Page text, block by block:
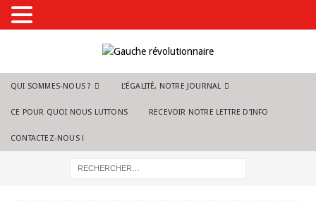
QUI SOMMES-NOUS ? L’ÉGALITÉ, NOTRE JOURNAL
CE POUR QUOI NOUS LUTTONS RECEVOIR NOTRE LETTRE D’INFO
CONTACTEZ-NOUS !